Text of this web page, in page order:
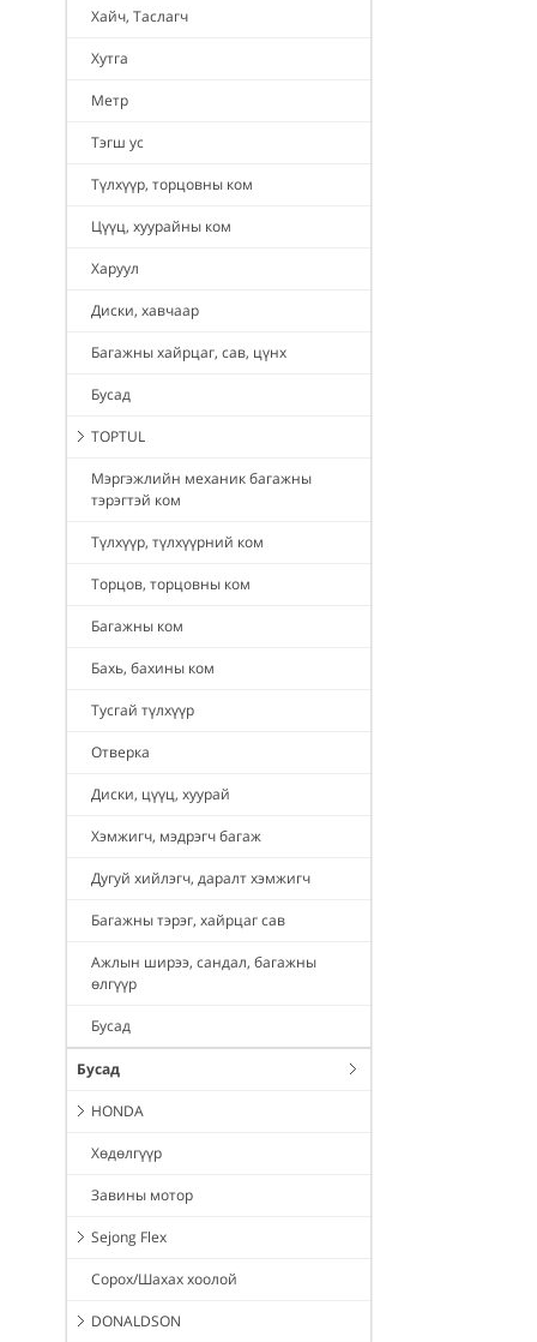
Хайч, Таслагч
Хутга
Метр
Тэгш ус
Түлхүүр, торцовны ком
Цүүц, хуурайны ком
Харуул
Диски, хавчаар
Багажны хайрцаг, сав, цүнх
Бусад
TOPTUL
Мэргэжлийн механик багажны
тэрэгтэй ком
Түлхүүр, түлхүүрний ком
Торцов, торцовны ком
Багажны ком
Бахь, бахины ком
Тусгай түлхүүр
Отверка
Диски, цүүц, хуурай
Хэмжигч, мэдрэгч багаж
Дугуй хийлэгч, даралт хэмжигч
Багажны тэрэг, хайрцаг сав
Ажлын ширээ, сандал, багажны
өлгүүр
Бусад
Бусад
HONDA
Хөдөлгүүр
Завины мотор
Sejong Flex
Сорох/Шахах хоолой
DONALDSON